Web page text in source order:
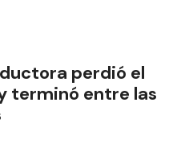
perdió el
terminó entre las